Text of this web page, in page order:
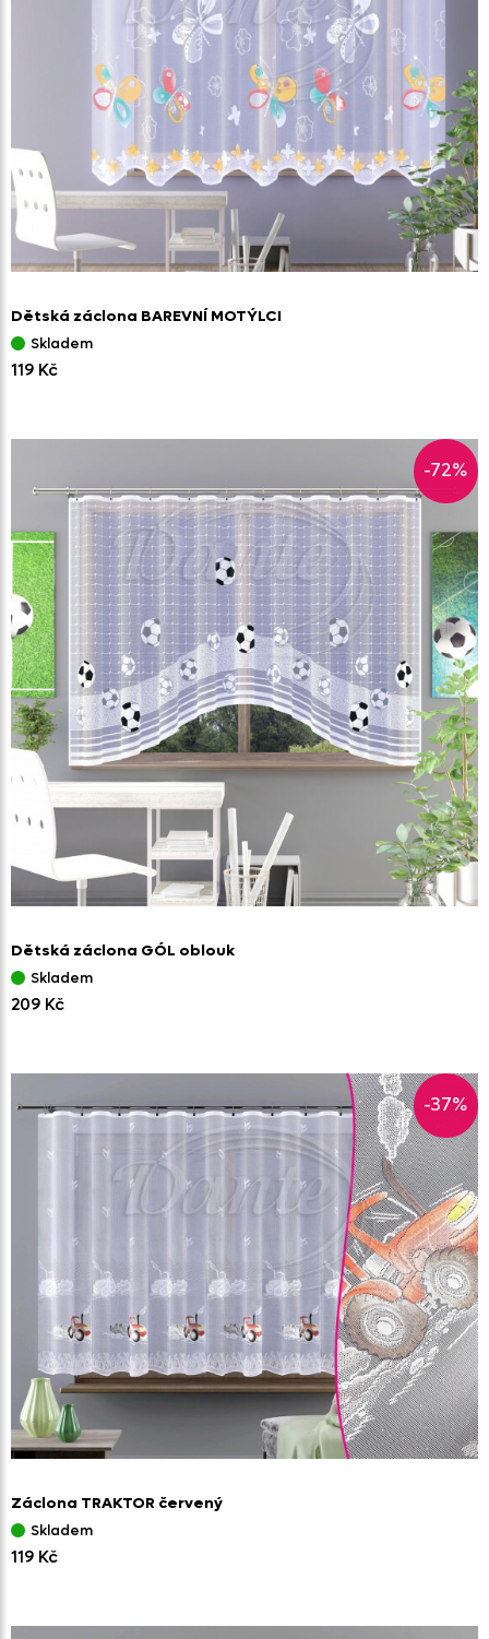
Dětská záclona BAREVNÍ MOTÝLCI
Skladem
119 Kč
-72%
Dětská záclona GÓL oblouk
Skladem
209 Kč
-37%
Záclona TRAKTOR červený
Skladem
119 Kč